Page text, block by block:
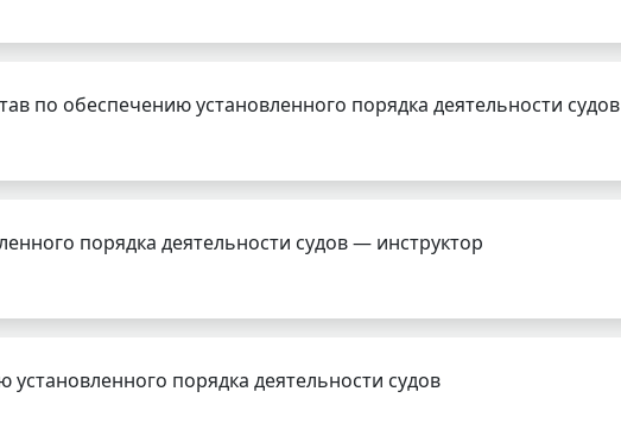
по обеспечению установленного порядка деятельности судов
порядка деятельности судов — инструктор
порядка деятельности судов